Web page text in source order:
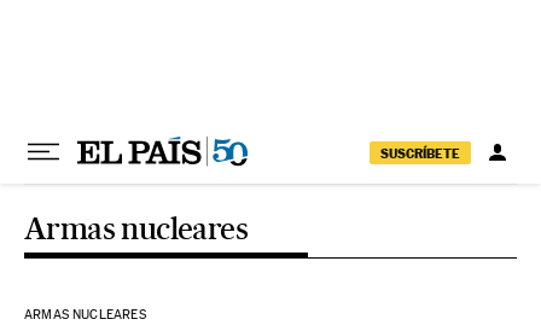
SUSCRÍBETE
Armas nucleares
ARMAS NUCLEARES